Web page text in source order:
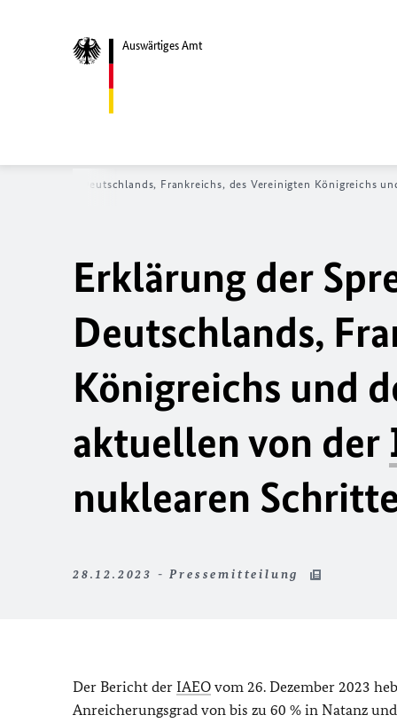
Auswärtiges Amt
und Sprecher Deutschlands, Frankreichs, des Vereinigten Königreichs
Erklärung der
Deutschlands,
Königreichs und
aktuellen von der
nuklearen
28.12.2023 - Pressemitteilung
Der Bericht der IAEO vom 26. Dezember 2023
Anreicherungsgrad von bis zu 60 % in Natanz